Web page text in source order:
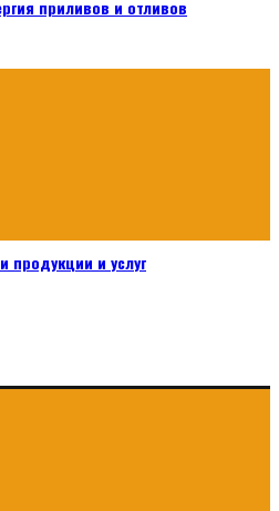
приливов и отливов
продукции и услуг